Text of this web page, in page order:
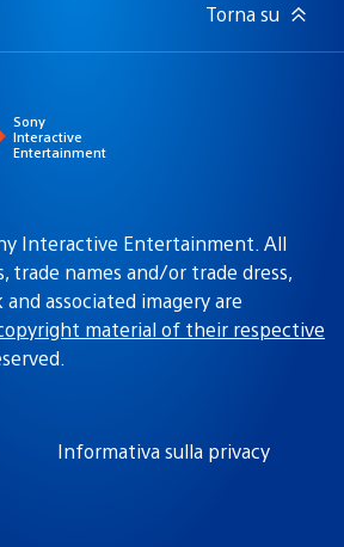
Torna su
Sony
Interactive
Entertainment
Interactive Entertainment. All
trade names and/or trade dress,
associated imagery are
material of their respective
Informativa sulla privacy